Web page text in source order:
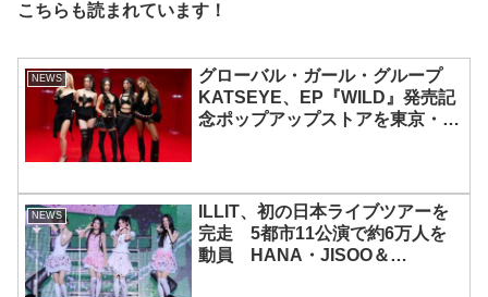
こちらも読まれています！
NEWS
グローバル・ガール・グループ
KATSEYE、EP『WILD』発売記
念ポップアップストアを東京・原
NEWS
ILLIT、初の日本ライブツアーを
完走 5都市11公演で約6万人を
動員 HANA・JISOO＆